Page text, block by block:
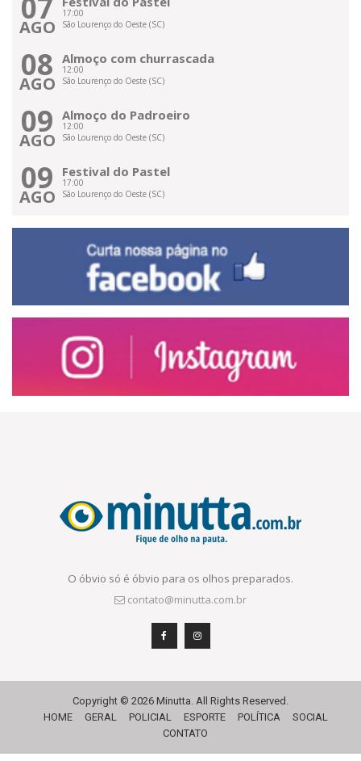
07
AGO
17:00
São Lourenço do Oeste (SC)
08
AGO
Almoço com churrascada
12:00
São Lourenço do Oeste (SC)
09
AGO
Almoço do Padroeiro
12:00
São Lourenço do Oeste (SC)
09
AGO
Festival do Pastel
17:00
São Lourenço do Oeste (SC)
O óbvio só é óbvio para os olhos preparados.
contato@minutta.com.br
Copyright © 2026 Minutta. All Rights Reserved.
HOME
GERAL POLICIAL ESPORTE POLÍTICA
SOCIAL
CONTATO